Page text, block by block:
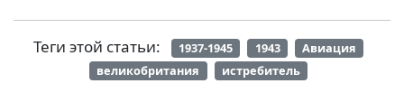
Теги этой статьи: 1937-1945 1943
Авиация
великобритания
истребитель